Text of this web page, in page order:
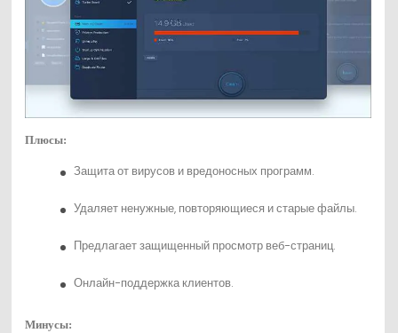
Плюсы:
Защита от вирусов и вредоносных программ.
Удаляет ненужные, повторяющиеся и старые файлы.
Предлагает защищенный просмотр веб-страниц.
Онлайн-поддержка клиентов.
Минусы: